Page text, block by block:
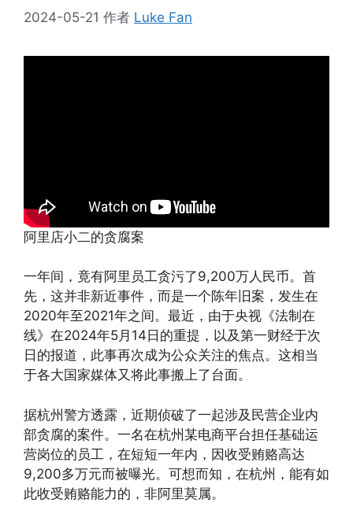
2024-05-21 作者 Luke Fan
阿里店小二的贪腐案
一年间，竟有阿里员工贪污了9,200万人民币。首
先，这并非新近事件，而是一个陈年旧案，发生在
2020年至2021年之间。最近，由于央视《法制在
线》在2024年5月14日的重提，以及第一财经于次
日的报道，此事再次成为公众关注的焦点。这相当
于各大国家媒体又将此事搬上了台面。
据杭州警方透露，近期侦破了一起涉及民营企业内
部贪腐的案件。一名在杭州某电商平台担任基础运
营岗位的员工，在短短一年内，因收受贿赂高达
9,200多万元而被曝光。可想而知，在杭州，能有如
此收受贿赂能力的，非阿里莫属。